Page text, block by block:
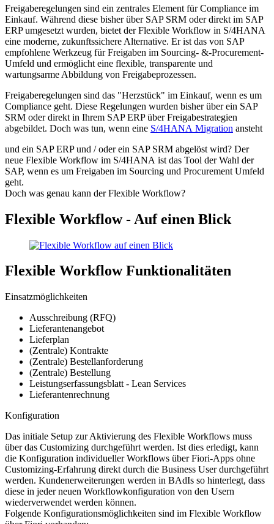
Freigaberegelungen sind ein zentrales Element für Compliance im
Einkauf. Während diese bisher über SAP SRM oder direkt im SAP
ERP umgesetzt wurden, bietet der Flexible Workflow in S/4HANA
eine moderne, zukunftssichere Alternative. Er ist das von SAP
empfohlene Werkzeug für Freigaben im Sourcing- &-Procurement-
Umfeld und ermöglicht eine flexible, transparente und
wartungsarme Abbildung von Freigabeprozessen.
Freigaberegelungen sind das "Herzstück" im Einkauf, wenn es um
Compliance geht. Diese Regelungen wurden bisher über ein SAP
SRM oder direkt in Ihrem SAP ERP über Freigabestrategien
abgebildet. Doch was tun, wenn eine S/4HANA Migration ansteht
und ein SAP ERP und / oder ein SAP SRM abgelöst wird? Der
neue Flexible Workflow im S/4HANA ist das Tool der Wahl der
SAP, wenn es um Freigaben im Sourcing und Procurement Umfeld
geht.
Doch was genau kann der Flexible Workflow?
Flexible Workflow - Auf einen Blick
Flexible Workflow Funktionalitäten
Einsatzmöglichkeiten
Ausschreibung (RFQ)
Lieferantenangebot
Lieferplan
(Zentrale) Kontrakte
(Zentrale) Bestellanforderung
(Zentrale) Bestellung
Leistungserfassungsblatt - Lean Services
Lieferantenrechnung
Konfiguration
Das initiale Setup zur Aktivierung des Flexible Workflows muss
über das Customizing durchgeführt werden. Ist dies erledigt, kann
die Konfiguration individueller Workflows über Fiori-Apps ohne
Customizing-Erfahrung direkt durch die Business User durchgeführt
werden. Kundenerweiterungen werden in BAdIs so hinterlegt, dass
diese in jeder neuen Workflowkonfiguration von den Usern
wiederverwendet werden können.
Folgende Konfigurationsmöglichkeiten sind im Flexible Workflow